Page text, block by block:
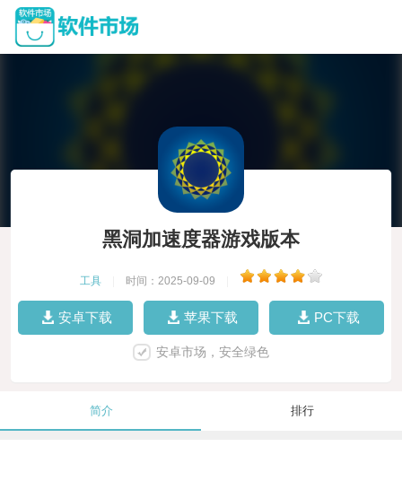
黑洞加速度器游戏版本
工具 时间：2025-09-09
安卓下载 苹果下载 PC下载
安卓市场，安全绿色
简介 排行